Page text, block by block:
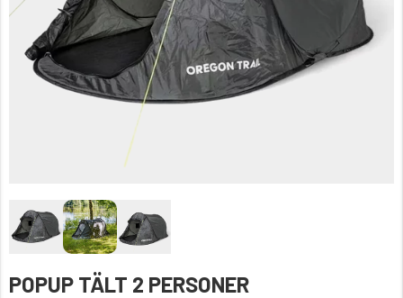
POPUP TÄLT 2 PERSONER